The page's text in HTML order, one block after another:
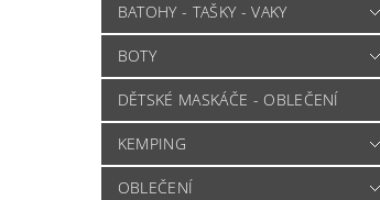
BATOHY - TAŠKY - VAKY
BOTY
DĚTSKÉ MASKÁČE - OBLEČENÍ
KEMPING
OBLEČENÍ